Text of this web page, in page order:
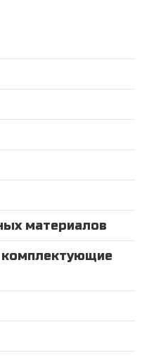
материалов
комплектующие